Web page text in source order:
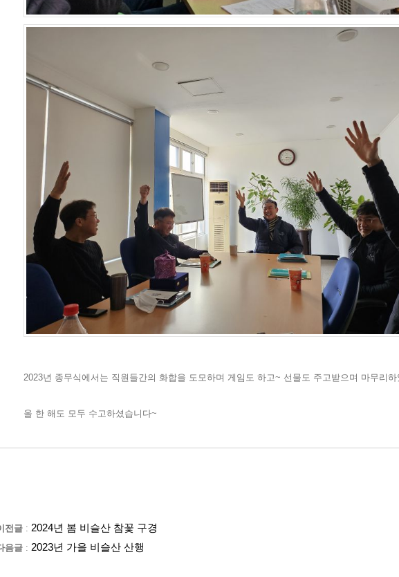
2023년 종무식에서는 직원들간의 화합을 도모하며 게임도 하고~ 선물도 주고받으며 마무리
올 한 해도 모두 수고하셨습니다~
전글 : 2024년 봄 비슬산 참꽃 구경
음글 : 2023년 가을 비슬산 산행